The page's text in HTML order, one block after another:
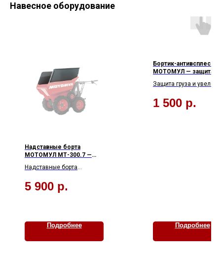
Навесное оборудование
Надставные борта
МОТОМУЛ МТ-300.7 —
больше объёма кузова за
один рейс
Надставные борта
увеличивают объём кузова
на 30–50%. Совместимы со
устанавливаются и легко
снимаются.
5 900 р.
Подробнее
Бортик-антивсплеск
МОТОМУЛ — защита
Защита груза и
антивсплеск МОТОМУЛ
предотвращает
1 500 р.
Подробнее